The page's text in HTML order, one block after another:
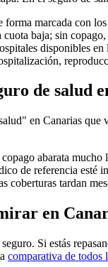
forma marcada con los
baja; sin copago,
disponibles en
de salud
en Canarias que
abarata
de referencia esté
coberturas tardan
en
Si estás
comparativa de todos